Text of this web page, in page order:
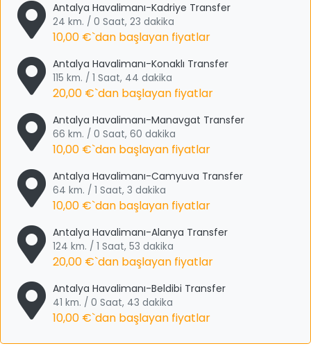
Antalya Havalimanı-Kadriye Transfer
24 km. / 0 Saat, 23 dakika
10,00 €`dan başlayan fiyatlar
Antalya Havalimanı-Konaklı Transfer
115 km. / 1 Saat, 44 dakika
20,00 €`dan başlayan fiyatlar
Antalya Havalimanı-Manavgat Transfer
66 km. / 0 Saat, 60 dakika
10,00 €`dan başlayan fiyatlar
Antalya Havalimanı-Camyuva Transfer
64 km. / 1 Saat, 3 dakika
10,00 €`dan başlayan fiyatlar
Antalya Havalimanı-Alanya Transfer
124 km. / 1 Saat, 53 dakika
20,00 €`dan başlayan fiyatlar
Antalya Havalimanı-Beldibi Transfer
41 km. / 0 Saat, 43 dakika
10,00 €`dan başlayan fiyatlar